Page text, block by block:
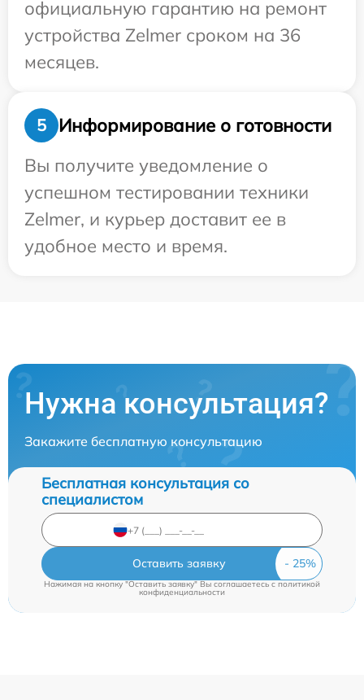
официальную гарантию на ремонт
устройства Zelmer сроком на 36
месяцев.
5
Информирование о готовности
Вы получите уведомление о
успешном тестировании техники
Zelmer, и курьер доставит ее в
удобное место и время.
Нужна консультация?
Закажите бесплатную консультацию
Бесплатная консультация со
специалистом
Оставить заявку
Нажимая на кнопку "Оставить заявку" Вы соглашаетесь c политикой
конфиденциальности